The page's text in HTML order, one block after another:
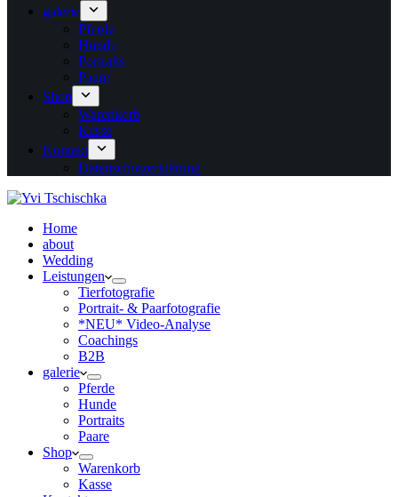
galerie
Pferde
Hunde
Portraits
Paare
Shop
Warenkorb
Kasse
Kontakt
Datenschutzerklärung
Home
about
Wedding
Leistungen
Tierfotografie
Portrait- & Paarfotografie
*NEU* Video-Analyse
Coachings
B2B
galerie
Pferde
Hunde
Portraits
Paare
Shop
Warenkorb
Kasse